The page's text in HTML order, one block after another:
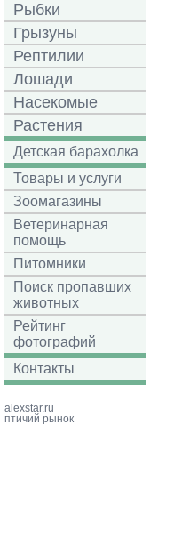
Рыбки
Грызуны
Рептилии
Лошади
Насекомые
Растения
Детская барахолка
Товары и услуги
Зоомагазины
Ветеринарная
помощь
Питомники
Поиск пропавших
животных
Рейтинг
фотографий
Контакты
alexstar.ru
птичий рынок